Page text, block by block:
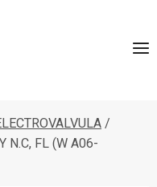
/
N.C, FL (W A06-